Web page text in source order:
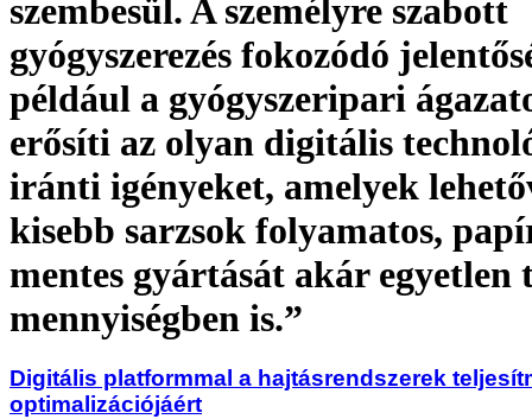
szembesül. A személyre szabott
gyógyszerezés fokozódó
például a gyógyszeripari
erősíti az olyan digitális
iránti igényeket, amelyek
kisebb sarzsok folyamatos,
mentes gyártását akár egyetlen
mennyiségben is.”
Digitális platformmal a hajtásrendszerek
optimalizációjáért